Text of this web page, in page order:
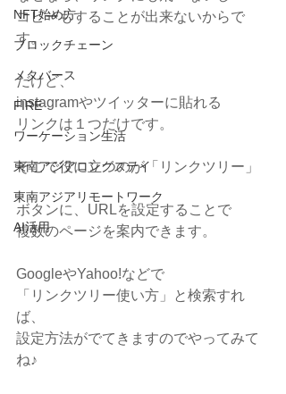
NFT始め方
ブロックチェーン
メタバース
FIRE
ワーケーション生活
東南アジアロングステイ
東南アジアリモートワーク
AI活用
コピーもすることが出来ないからで
す。
だけど、
instagramやツイッターに貼れる
リンクは１つだけです。
そこで役に立つのが「リンクツリー」
ボタンに、URLを設定することで
複数のページを案内できます。
GoogleやYahoo!などで
「リンクツリー使い方」と検索すれ
ば、
設定方法がでてきますのでやってみて
ね♪